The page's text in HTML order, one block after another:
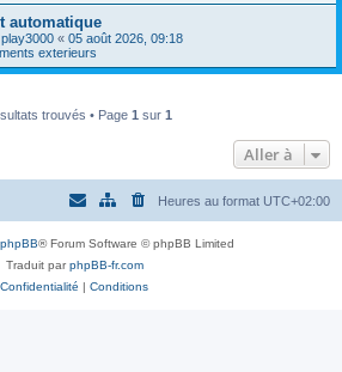
r
automatique
play3000 « 05 août 2026, 09:18
exterieurs
trouvés • Page 1 sur 1
Aller à
Heures au format UTC+02:00
phpBB® Forum Software © phpBB Limited
Traduit parphpBB-fr.com
Confidentialité | Conditions